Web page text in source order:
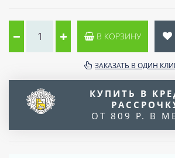
В КОРЗИНУ
ЗАКАЗАТЬ В ОДИН
КУПИТЬ В
ОТ 809 Р. В